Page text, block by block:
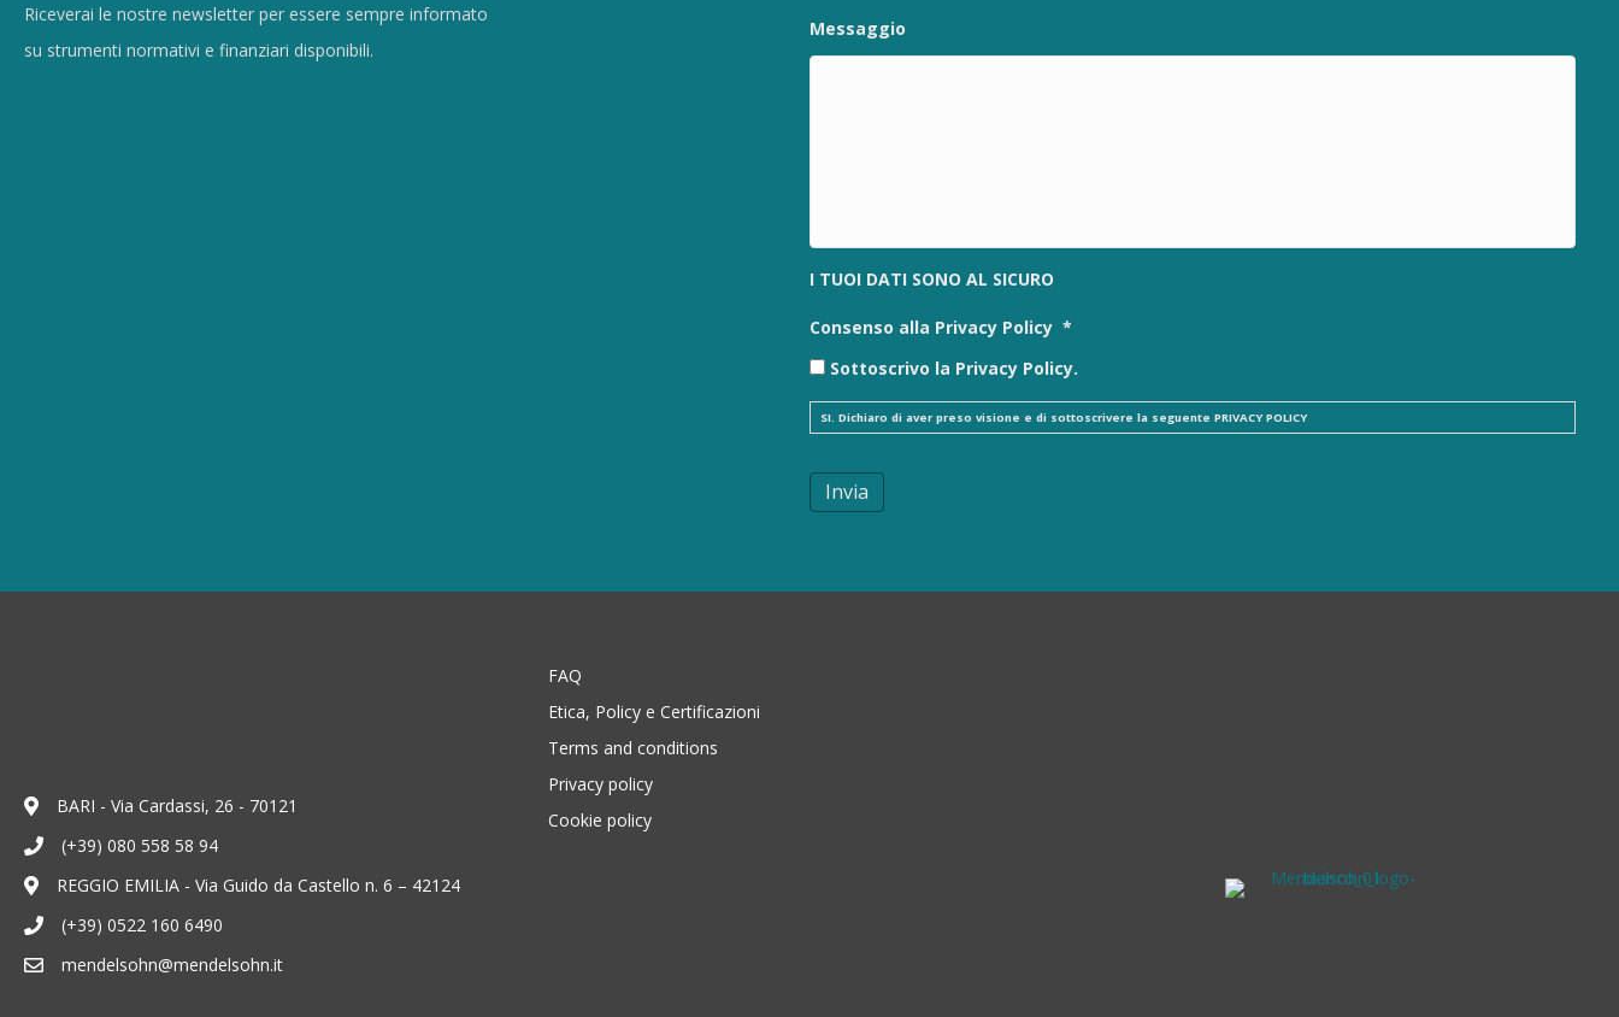
Riceverai le nostre newsletter per essere sempre informato
su strumenti normativi e finanziari disponibili.
Messaggio
I TUOI DATI SONO AL SICURO
Consenso alla Privacy Policy *
Sottoscrivo la Privacy Policy.
SI. Dichiaro di aver preso visione e di sottoscrivere la seguente PRIVACY POLICY
Invia
BARI - Via Cardassi, 26 - 70121
(+39) 080 558 58 94
REGGIO EMILIA - Via Guido da Castello n. 6 – 42124
(+39) 0522 160 6490
mendelsohn@mendelsohn.it
FAQ
Etica, Policy e Certificazioni
Terms and conditions
Privacy policy
Cookie policy